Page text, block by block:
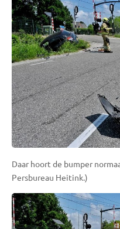
Daar hoort de bumper
Persbureau Heitink.)